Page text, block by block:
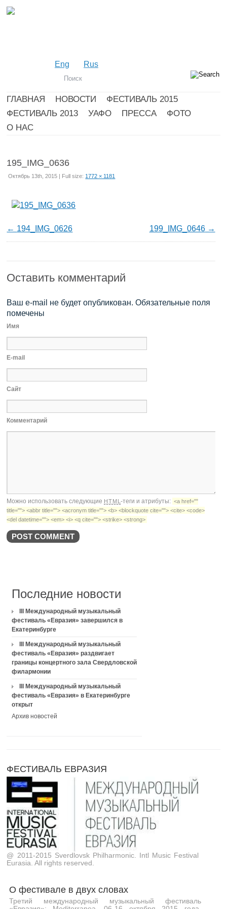
Eng Rus
ГЛАВНАЯ НОВОСТИ
ФЕСТИВАЛЬ 2015
ФЕСТИВАЛЬ 2013
УАФО ПРЕССА
ФОТО
О НАС
195_IMG_0636
Октябрь 13th, 2015 | Full size: 1772 × 1181
194_IMG_0626 199_IMG_0646
Оставить комментарий
Ваш e-mail не будет опубликован. Обязательные поля
помечены
Имя
E-mail
Сайт
Комментарий
Можно использовать следующие HTML-теги и атрибуты: <a href=""
title=""> <abbr title=""> <acronym title=""> <b> <blockquote cite=""> <cite> <code>
<del datetime=""> <em> <i> <q cite=""> <strike> <strong>
Последние новости
III Международный музыкальный
фестиваль «Евразия» завершился в
Екатеринбурге
III Международный музыкальный
фестиваль «Евразия» раздвигает
границы концертного зала Свердловской
филармонии
III Международный музыкальный
фестиваль «Евразия» в Екатеринбурге
открыт
Архив новостей
ФЕСТИВАЛЬ ЕВРАЗИЯ
@ 2011-2015 Sverdlovsk Philharmonic. Intl Music Festival
Eurasia. All rights reserved.
О фестивале в двух словах
Третий международный музыкальный фестиваль